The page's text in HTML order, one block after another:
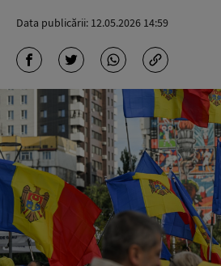
Data publicării: 12.05.2026 14:59